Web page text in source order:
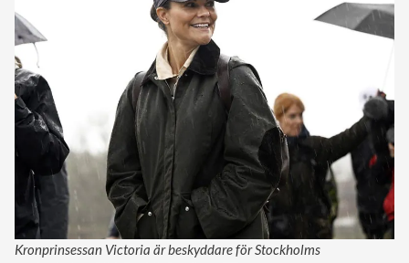
Kronprinsessan Victoria är beskyddare för Stockholms